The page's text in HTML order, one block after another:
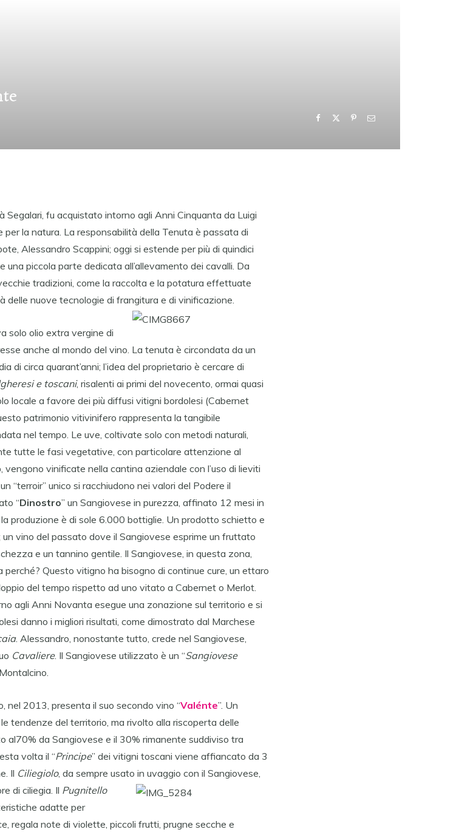
Segalari, fu acquistato intorno agli Anni Cinquanta da Luigi
per la natura. La responsabilità della Tenuta è passata di
Alessandro Scappini; oggi si estende per più di quindici
una piccola parte dedicata all’allevamento dei cavalli. Da
tradizioni, come la raccolta e la potatura effettuate
delle nuove tecnologie di frangitura e di vinificazione.
solo olio extra vergine di
anche al mondo del vino. La tenuta è circondata da un
di circa quarant’anni; l’idea del proprietario è cercare di
e toscani, risalenti ai primi del novecento, ormai quasi
locale a favore dei più diffusi vitigni bordolesi (Cabernet
patrimonio vitivinifero rappresenta la tangibile
nel tempo. Le uve, coltivate solo con metodi naturali,
tutte le fasi vegetative, con particolare attenzione al
vengono vinificate nella cantina aziendale con l’uso di lieviti
“terroir” unico si racchiudono nei valori del Podere il
“Dinostro” un Sangiovese in purezza, affinato 12 mesi in
produzione è di sole 6.000 bottiglie. Un prodotto schietto e
vino del passato dove il Sangiovese esprime un fruttato
e un tannino gentile. Il Sangiovese, in questa zona,
Questo vitigno ha bisogno di continue cure, un ettaro
del tempo rispetto ad uno vitato a Cabernet o Merlot.
agli Anni Novanta esegue una zonazione sul territorio e si
danno i migliori risultati, come dimostrato dal Marchese
. Alessandro, nonostante tutto, crede nel Sangiovese,
Cavaliere. Il Sangiovese utilizzato è un “Sangiovese
nel 2013, presenta il suo secondo vino “Valénte”. Un
tendenze del territorio, ma rivolto alla riscoperta delle
al70% da Sangiovese e il 30% rimanente suddiviso tra
volta il “Principe” dei vitigni toscani viene affiancato da 3
Il Ciliegiolo, da sempre usato in uvaggio con il Sangiovese,
di ciliegia. Il Pugnitello
adatte per
regala note di violette, piccoli frutti, prugne secche e